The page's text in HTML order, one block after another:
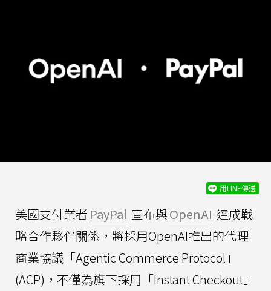
用LINE傳送
美國支付業者 PayPal 宣布與OpenAI 達成戰
略合作夥伴關係，將採用OpenAI推出的代理
商業協議「Agentic Commerce Protocol」
(ACP)，不僅為旗下採用「Instant Checkout」